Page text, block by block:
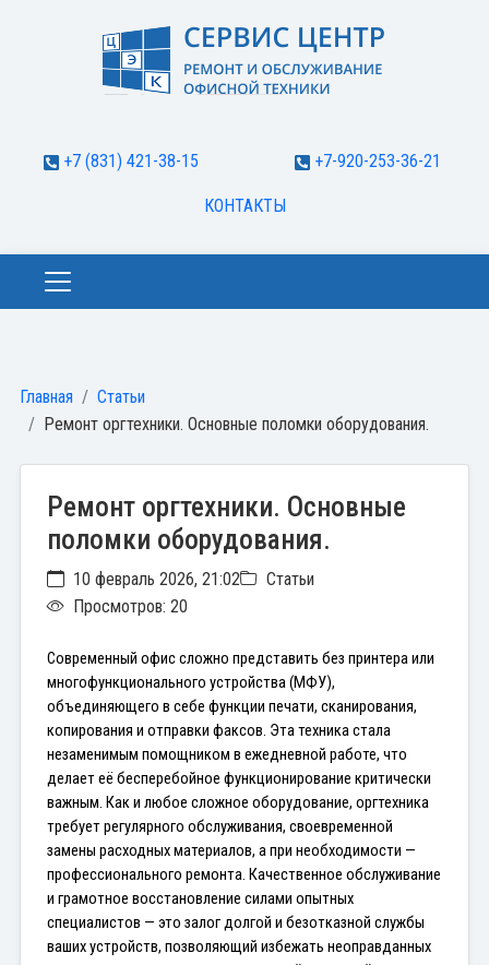
+7 (831) 421-38-15 +7-920-253-36-21
КОНТАКТЫ
Главная
Статьи
Ремонт оргтехники. Основные поломки оборудования.
Ремонт оргтехники. Основные
поломки оборудования.
10 февраль 2026, 21:02
Статьи
Просмотров: 20
Современный офис сложно представить без принтера или
многофункционального устройства (МФУ),
объединяющего в себе функции печати, сканирования,
копирования и отправки факсов. Эта техника стала
незаменимым помощником в ежедневной работе, что
делает её бесперебойное функционирование критически
важным. Как и любое сложное оборудование, оргтехника
требует регулярного обслуживания, своевременной
замены расходных материалов, а при необходимости —
профессионального ремонта. Качественное обслуживание
и грамотное восстановление силами опытных
специалистов — это залог долгой и безотказной службы
ваших устройств, позволяющий избежать неоправданных